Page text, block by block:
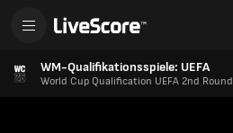
WM-Qualifikationsspiele: UEFA
World Cup Qualification UEFA 2nd Round